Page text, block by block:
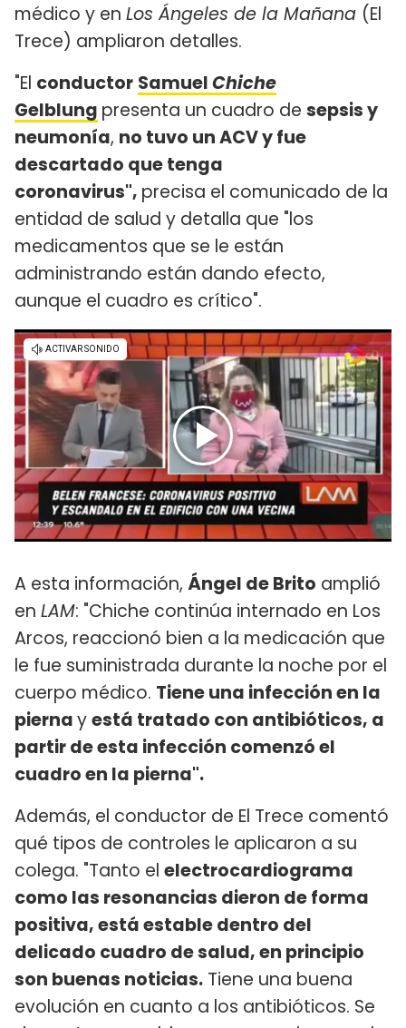
médico y en Los Ángeles de la Mañana (El
Trece) ampliaron detalles.
"El conductor SamuelChiche
Gelblung presenta un cuadro de sepsis y
neumonía, no tuvo un ACV y fue
descartado que tenga
coronavirus", precisa el comunicado de la
entidad de salud y detalla que "los
medicamentos que se le están
administrando están dando efecto,
aunque el cuadro es crítico".
A esta información, Ángel de Brito amplió
en LAM: "Chiche continúa internado en Los
Arcos, reaccionó bien a la medicación que
le fue suministrada durante la noche por el
cuerpo médico. Tiene una infección en la
piernayestá tratado con antibióticos, a
partir de esta infección comenzó el
cuadro en la pierna".
Además, el conductor de El Trece comentó
qué tipos de controles le aplicaron a su
colega. "Tanto el electrocardiograma
como las resonancias dieron de forma
positiva, está estable dentro del
delicado cuadro de salud, en principio
son buenas noticias. Tiene una buena
evolución en cuanto a los antibióticos. Se